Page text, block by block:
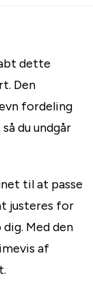
dette
Den
fordeling
du undgår
til at passe
justeres for
Med den
af